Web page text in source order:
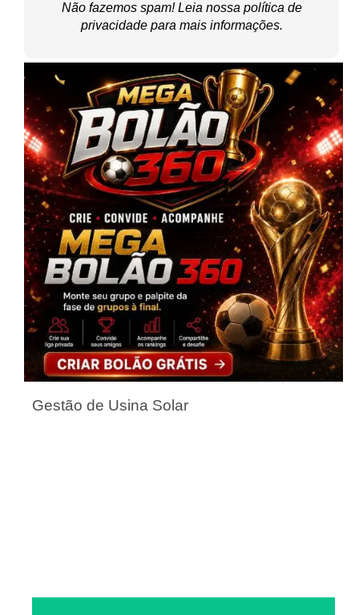
Não fazemos spam! Leia nossa política de
privacidadepara mais informações.
Gestão de Usina Solar